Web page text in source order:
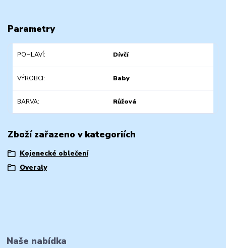
Parametry
POHLAVÍ Dívčí
VÝROBCI Baby
BARVA Růžová
Zboží zařazeno v kategoriích
Kojenecké oblečení
Overaly
Naše nabídka